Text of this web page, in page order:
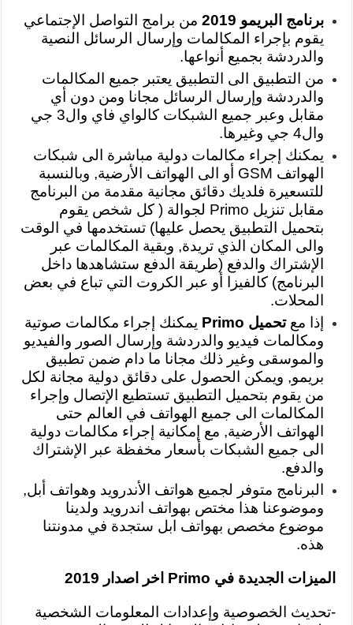
برنامج البريمو 2019
من برامج التواصل الإجتماعي
يقوم بإجراء المكالمات وإرسال الرسائل النصية
والدردشة بجميع أنواعها.
من التطبيق الى التطبيق يعتبر جميع المكالمات
والدردشة وإرسال الرسائل مجانا ومن دون أي
مقابل وعبر جميع الشبكات كالواي فاي وال3 جي
وال4 جي وغيرها.
يمكنك إجراء مكالمات دولية مباشرة الى شبكات
الهواتف GSM أو الى الهواتف الأرضية, وبالنسبة
للتسعيرة فلديك دقائق مجانية مقدمة من البرنامج
مقابل تنزيل Primo لجوالة ( كل شخص يقوم
بتحميل التطبيق يحصل عليها) تستخدمها في الوقت
والى المكان الذي تريدة, وبقية المكالمات عبر
الإشتراك والدفع (طريقة الدفع ستشاهدها داخل
البرنامج) كالفيزا أو عبر الكروت التي تباع في بعض
المحلات.
إذا معتحميل Primo
يمكنك إجراء مكالمات صوتية
ومكالمات فيديو والدردشة وإرسال الصور والفيديو
والموسقى وغير ذلك مجانا ما دام ضمن تطبيق
بريمو, ويمكن الحصول على دقائق دولية مجانة لكل
من يقوم بتحميل التطبيق تستطيع الإتصال وإجراء
المكالمات الى جميع الهواتف في العالم حتى
الهواتف الأرضية, مع إمكانية إجراء مكالمات دولية
الى جميع الشبكات بأسعار مخفظة عبر الإشتراك
والدفع.
البرنامج متوفر لجميع هواتف الأندرويد وهواتف أبل,
وموضوعنا هذا مختص بهواتف اندرويد ولدينا
موضوع مخصص بهواتف ابل ستجدة في مدونتنا
هذه.
الميزات الجديدة في Primo اخر اصدار 2019
-تحديث الخصوصية وإعدادات المعلومات الشخصية